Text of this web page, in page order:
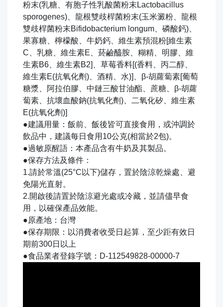
粉末(乳糖、有胞子性乳酸菌粉末Lactobacillus
sporogenes)、龍根雙歧桿菌粉末(玉米澱粉、龍根
雙歧桿菌粉末Bifidobacterium longum、磷酸鈣)、
果寡糖、檸檬酸、牛奶鈣、維生素預混粉[維生素
C、乳糖、維生素E、菸鹼醯胺、糊精、明膠、維
生素B6、維生素B2]、草莓香料[(香料、丙二醇、
維生素E(抗氧化劑)、酒精、水)]、β-胡蘿蔔素[葡萄
糖漿、阿拉伯膠、中鏈三酸甘油酯、蔗糖、β-胡蘿
蔔素、抗壞血酸鈉(抗氧化劑)、二氧化矽、維生素
E(抗氧化劑)]
●建議用量：飯前、飯後皆可直接食用，或沖調於
飲品中，建議每日食用10公克(相當於2包)。
●過敏原醒語：本產品含有牛奶及其製品。
●保存方法及條件：
1.請於常溫(25°C以下)儲存，置於陰涼乾燥處、避
免陽光直射。
2.開啟後請置於陰涼避光處或冷藏，並請儘早食
用，以確保產品效能。
●原產地：台灣
●保存期限：以消費者收受日起算，至少距有效日
期前300日以上
●食品業者登錄字號：D-112549828-00000-7